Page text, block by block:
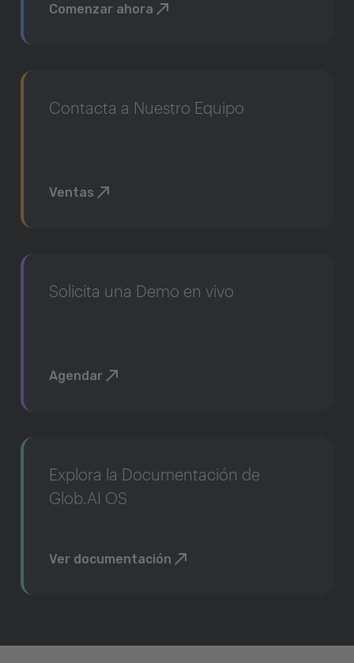
Comenzar ahora
Contacta a Nuestro Equipo
Ventas
Solicita una Demo en vivo
Agendar
Explora la Documentación de
Glob.AI OS
Ver documentación